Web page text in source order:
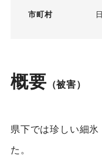
市町村
概要 （被害）
県下では珍しい細
た。